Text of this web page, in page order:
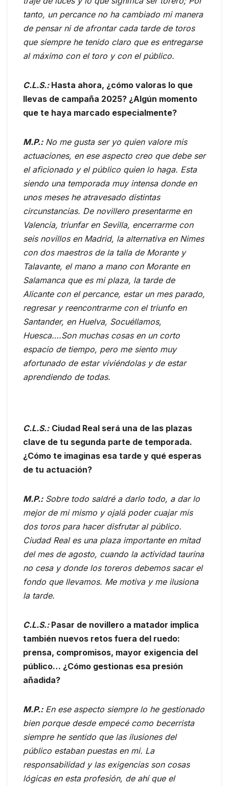
tanto, un percance no ha cambiado mi manera
de pensar ni de afrontar cada tarde de toros
que siempre he tenido claro que es entregarse
al máximo con el toro y con el público.
C.L.S.: Hasta ahora, ¿cómo valoras lo que
llevas de campaña 2025? ¿Algún momento
que te haya marcado especialmente?
M.P.: No me gusta ser yo quien valore mis
actuaciones, en ese aspecto creo que debe ser
el aficionado y el público quien lo haga. Esta
siendo una temporada muy intensa donde en
unos meses he atravesado distintas
circunstancias. De novillero presentarme en
Valencia, triunfar en Sevilla, encerrarme con
seis novillos en Madrid, la alternativa en Nimes
con dos maestros de la talla de Morante y
Talavante, el mano a mano con Morante en
Salamanca que es mi plaza, la tarde de
Alicante con el percance, estar un mes parado,
regresar y reencontrarme con el triunfo en
Santander, en Huelva, Socuéllamos,
Huesca….Son muchas cosas en un corto
espacio de tiempo, pero me siento muy
afortunado de estar viviéndolas y de estar
aprendiendo de todas.
C.L.S.: Ciudad Real será una de las plazas
clave de tu segunda parte de temporada.
¿Cómo te imaginas esa tarde y qué esperas
de tu actuación?
M.P.: Sobre todo saldré a darlo todo, a dar lo
mejor de mi mismo y ojalá poder cuajar mis
dos toros para hacer disfrutar al público.
Ciudad Real es una plaza importante en mitad
del mes de agosto, cuando la actividad taurina
no cesa y donde los toreros debemos sacar el
fondo que llevamos. Me motiva y me ilusiona
la tarde.
C.L.S.: Pasar de novillero a matador implica
también nuevos retos fuera del ruedo:
prensa, compromisos, mayor exigencia del
público… ¿Cómo gestionas esa presión
añadida?
M.P.: En ese aspecto siempre lo he gestionado
bien porque desde empecé como becerrista
siempre he sentido que las ilusiones del
público estaban puestas en mi. La
responsabilidad y las exigencias son cosas
lógicas en esta profesión, de ahí que el